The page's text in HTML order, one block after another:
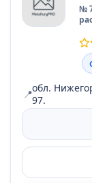
№
📍обл.
97.